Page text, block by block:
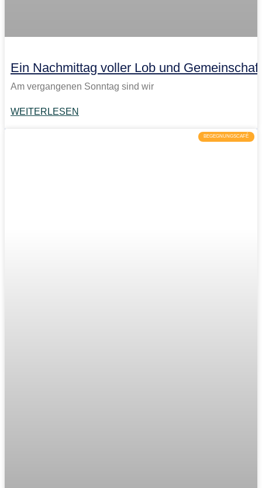
Ein Nachmittag voller Lob und Gemeinschaft
Am vergangenen Sonntag sind wir
WEITERLESEN
BEGEGNUNGSCAFÉ